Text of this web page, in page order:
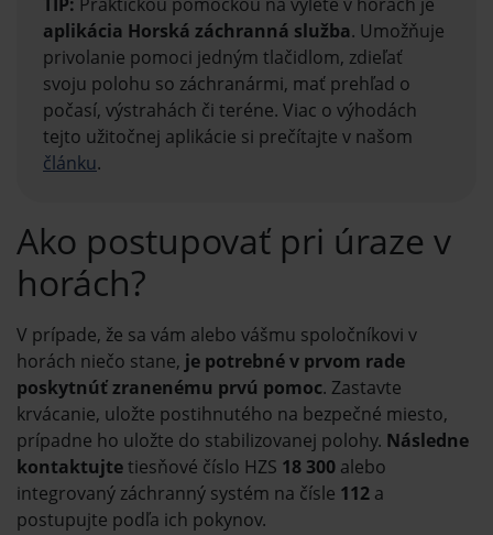
aplikácia Horská záchranná služba. Umožňuje
privolanie pomoci jedným tlačidlom, zdieľať
svoju polohu so záchranármi, mať prehľad o
počasí, výstrahách či teréne. Viac o výhodách
tejto užitočnej aplikácie si prečítajte v našom
článku.
Ako postupovať pri úraze v
horách?
V prípade, že sa vám alebo vášmu spoločníkovi v
horách niečo stane, je potrebné v prvom rade
poskytnúť zranenému prvú pomoc. Zastavte
krvácanie, uložte postihnutého na bezpečné miesto,
prípadne ho uložte do stabilizovanej polohy. Následne
kontaktujtetiesňové číslo HZS 18 300 alebo
integrovaný záchranný systém na čísle 112 a
postupujte podľa ich pokynov.